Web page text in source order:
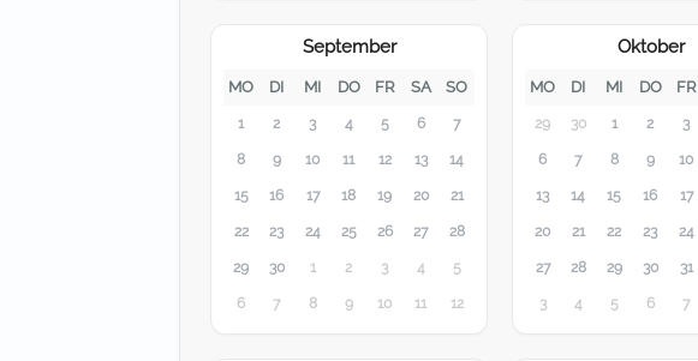
September
MO DI MI DO FR SA SO
1 2 3 4 5 6 7
8 9 10 11 12 13 14
15 16 17 18 19 20 21
22 23 24 25 26 27 28
29 30 1 2 3 4 5
6 7 8 9 10 11 12
Oktober
MO DI MI DO FR
29 30 1 2 3
6 7 8 9 10
13 14 15 16 17
20 21 22 23 24
27 28 29 30 31
3 4 5 6 7